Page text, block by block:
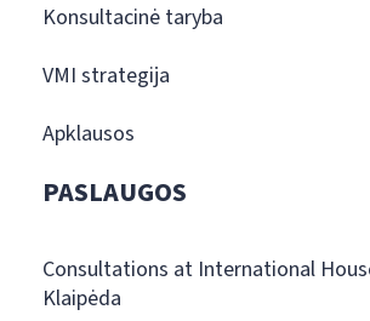
Konsultacinė taryba
VMI strategija
Apklausos
PASLAUGOS
Consultations at International
Klaipėda